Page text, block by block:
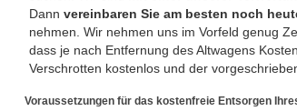
Dannvereinbaren Sie am besten noch
nehmen. Wir nehmen uns im Vorfeld genug
dass je nach Entfernung des Altwagens
Verschrotten kostenlos und der
Voraussetzungen für das kostenfreie Entsorgen